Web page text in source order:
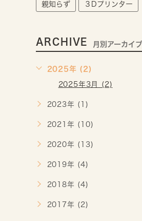
親知らず ３Dプリンター
ARCHIVE 月別アーカイブ
2025年 (2)
2025年3月 (2)
2023年 (1)
2021年 (10)
2020年 (13)
2019年 (4)
2018年 (4)
2017年 (2)